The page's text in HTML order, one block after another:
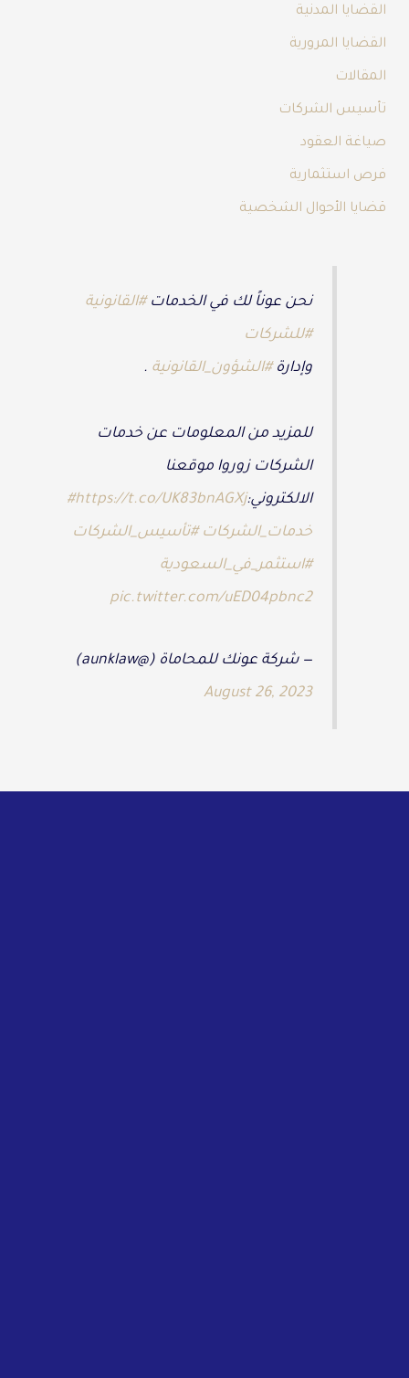
القضايا المدنية
القضايا المرورية
المقالات
تأسيس الشركات
صياغة العقود
فرص استثمارية
قضايا الأحوال الشخصية
نحن عوناً لك في الخدمات#القانونية
#للشركات
وإدارة#الشؤون_القانونية .
للمزيد من المعلومات عن خدمات
الشركات زوروا موقعنا
الالكتروني:https://t.co/UK83bnAGXj
#
خدمات_الشركات #تأسيس_الشركات
#استثمر_في_السعودية
pic.twitter.com/uED04pbnc2
— شركة عونك للمحاماة (@aunklaw)
August 26, 2023